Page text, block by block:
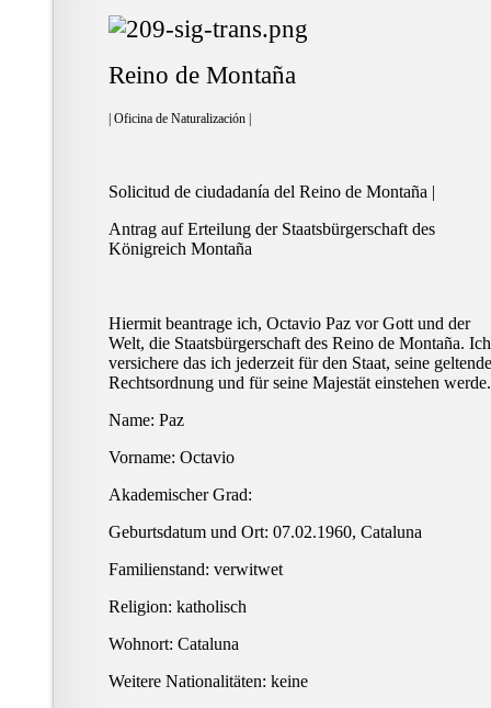
Reino de Montaña
| Oficina de Naturalización |
Solicitud de ciudadanía del Reino de Montaña |
Antrag auf Erteilung der Staatsbürgerschaft des
Königreich Montaña
Hiermit beantrage ich, Octavio Paz vor Gott und der
Welt, die Staatsbürgerschaft des Reino de Montaña. Ich
versichere das ich jederzeit für den Staat, seine geltende
Rechtsordnung und für seine Majestät einstehen werde.
Name: Paz
Vorname: Octavio
Akademischer Grad:
Geburtsdatum und Ort: 07.02.1960, Cataluna
Familienstand: verwitwet
Religion: katholisch
Wohnort: Cataluna
Weitere Nationalitäten: keine